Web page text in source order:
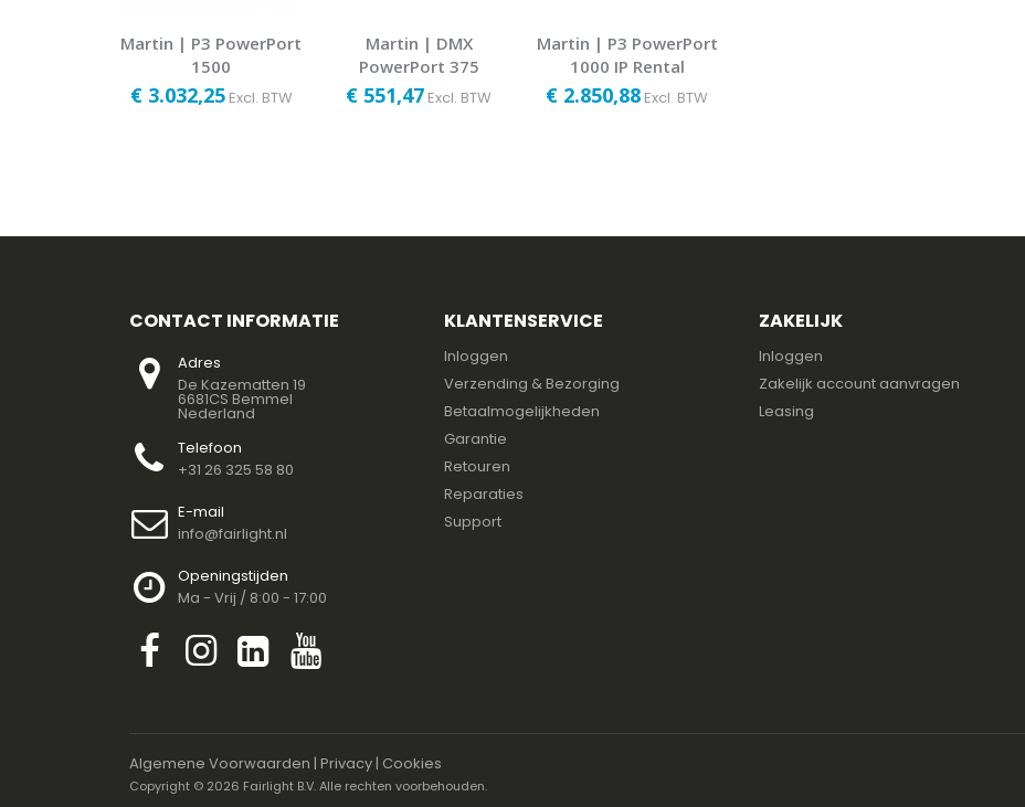
Martin | P3 PowerPort
1500
€ 3.032,25 Excl. BTW
Martin | DMX
PowerPort 375
€ 551,47 Excl. BTW
Martin | P3 PowerPort
1000 IP Rental
€ 2.850,88 Excl. BTW
CONTACT INFORMATIE
Adres
De Kazematten 19
6681CS Bemmel
Nederland
Telefoon
+31 26 325 58 80
E-mail
info@fairlight.nl
Openingstijden
Ma - Vrij / 8:00 - 17:00
KLANTENSERVICE
Inloggen
Verzending & Bezorging
Betaalmogelijkheden
Garantie
Retouren
Reparaties
Support
ZAKELIJK
Inloggen
Zakelijk account aanvragen
Leasing
Algemene Voorwaarden | Privacy | Cookies
Copyright © 2026 Fairlight B.V. Alle rechten voorbehouden.